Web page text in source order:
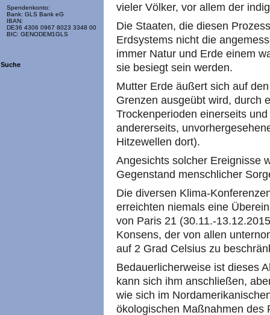
Spendenkonto:
Bank: GLS Bank eG
IBAN:
DE36 4306 0967 8023 3348 00
BIC: GENODEM1GLS
Suche
vieler Völker, vor allem der
Die Staaten, die diesen
Erdsystems nicht die
immer Natur und Erde einem
sie besiegt sein werden.
Mutter Erde äußert sich auf
Grenzen ausgeübt wird, durch
Trockenperioden einerseits
andererseits,
Hitzewellen dort).
Angesichts solcher Ereignisse
Gegenstand menschlicher
Die diversen Klima-
erreichten niemals eine
von Paris 21 (30.11.-
Konsens, der von allen
auf 2 Grad Celsius zu
Bedauerlicherweise ist dieses
kann sich ihm anschließen,
wie sich im
ökologischen Maßnahmen des